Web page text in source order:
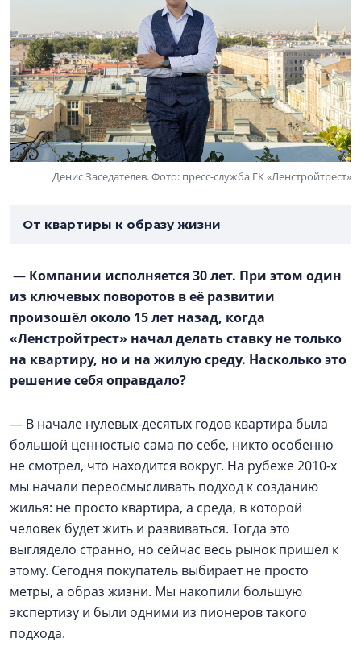
Денис Заседателев. Фото: пресс-служба ГК «Ленстройтрест»
От квартиры к образу жизни
— Компании исполняется 30 лет. При этом один
из ключевых поворотов в её развитии
произошёл около 15 лет назад, когда
«Ленстройтрест» начал делать ставку не только
на квартиру, но и на жилую среду. Насколько это
решение себя оправдало?
— В начале нулевых-десятых годов квартира была
большой ценностью сама по себе, никто особенно
не смотрел, что находится вокруг. На рубеже 2010-х
мы начали переосмысливать подход к созданию
жилья: не просто квартира, а среда, в которой
человек будет жить и развиваться. Тогда это
выглядело странно, но сейчас весь рынок пришел к
этому. Сегодня покупатель выбирает не просто
метры, а образ жизни. Мы накопили большую
экспертизу и были одними из пионеров такого
подхода.